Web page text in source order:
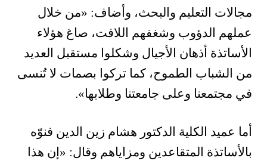
مجالات التعليم والبحث، وأضاف: «من خلال
عملهم الدؤوب وشغفهم اللافت، صاغ هؤلاء
الأساتذة أذهان الأجيال وشكلوا مستقبل العديد
من الشباب الطموح، كما تركوا بصمات لا تُنسى
في مجتمعنا وعلى جامعتنا وطلابها».
أما عميد الكلية الدكتور هشام زين الدين فنوّه
بالأساتذة المتقاعدين ومزاياهم وقال: «إن هذا